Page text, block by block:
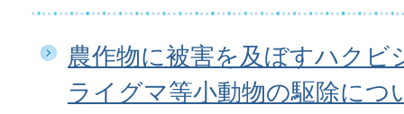
農作物に被害を及ぼすハクビ
ライグマ等小動物の駆除につ